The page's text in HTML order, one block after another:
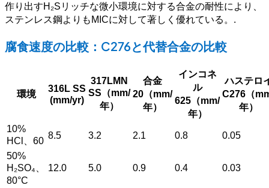
作り出すH₂Sリッチな微小環境に対する合金の耐性により、
ステンレス鋼よりもMICに対して著しく優れている。.
腐食速度の比較：C276と代替合金の比較
環境
316L SS
(mm/yr)
317LMN
SS（mm/
年）
合金
20（mm/
年）
インコネ
ル
625（mm/
年）
ハステロ
C276（
年）
10%
HCl、60 8.5 3.2 2.1 0.8
0.05
50%
H₂SO₄、
80°C
12.0 5.0 0.9 0.4 0.03